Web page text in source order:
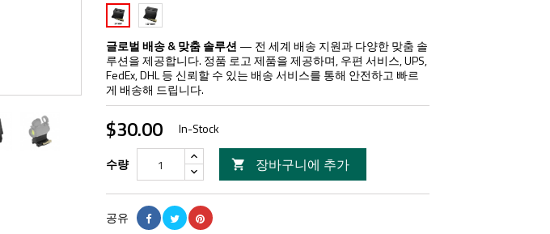
1.54"
1.93"
글로벌 배송 & 맞춤 솔루션 — 전 세계 배송 지원과 다양한 맞춤 솔
루션을 제공합니다. 정품 로고 제품을 제공하며, 우편 서비스, UPS,
FedEx, DHL 등 신뢰할 수 있는 배송 서비스를 통해 안전하고 빠르
게 배송해 드립니다.
$30.00 In-Stock
수량  장바구니에 추가
공유